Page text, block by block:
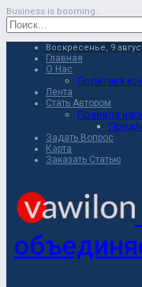
Business is booming.
Воскресенье, 9
Главная
О Нас
Политика
Лента
Стать Автором
Правила
Задать Вопрос
Карта
Заказать Статью